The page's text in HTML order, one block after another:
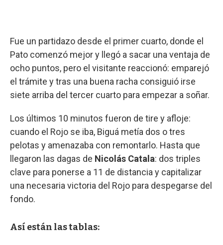
Fue un partidazo desde el primer cuarto, donde el
Pato comenzó mejor y llegó a sacar una ventaja de
ocho puntos, pero el visitante reaccionó: emparejó
el trámite y tras una buena racha consiguió irse
siete arriba del tercer cuarto para empezar a soñar.
Los últimos 10 minutos fueron de tire y afloje:
cuando el Rojo se iba, Biguá metía dos o tres
pelotas y amenazaba con remontarlo. Hasta que
llegaron las dagas de Nicolás Catala: dos triples
clave para ponerse a 11 de distancia y capitalizar
una necesaria victoria del Rojo para despegarse del
fondo.
Así están las tablas: